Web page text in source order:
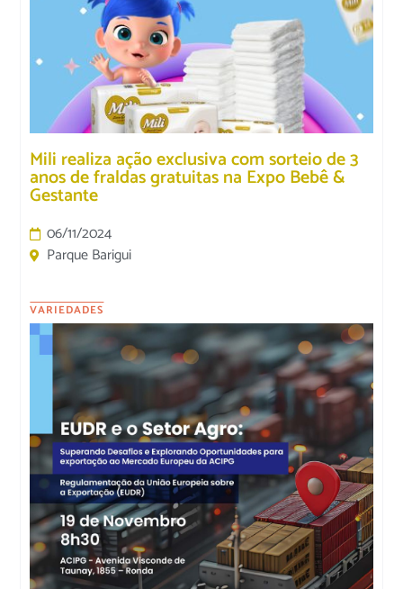
Mili realiza ação exclusiva com sorteio de 3
anos de fraldas gratuitas na Expo Bebê &
Gestante
06/11/2024
Parque Barigui
VARIEDADES